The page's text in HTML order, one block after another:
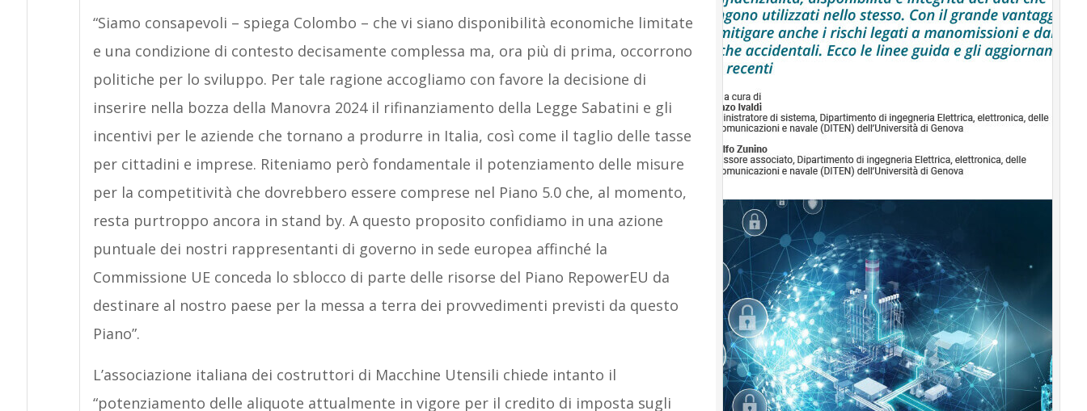
“Siamo consapevoli – spiega Colombo – che vi siano disponibilità economiche limitate
e una condizione di contesto decisamente complessa ma, ora più di prima, occorrono
politiche per lo sviluppo. Per tale ragione accogliamo con favore la decisione di
inserire nella bozza della Manovra 2024 il rifinanziamento della Legge Sabatini e gli
incentivi per le aziende che tornano a produrre in Italia, così come il taglio delle tasse
per cittadini e imprese. Riteniamo però fondamentale il potenziamento delle misure
per la competitività che dovrebbero essere comprese nel Piano 5.0 che, al momento,
resta purtroppo ancora in stand by. A questo proposito confidiamo in una azione
puntuale dei nostri rappresentanti di governo in sede europea affinché la
Commissione UE conceda lo sblocco di parte delle risorse del Piano RepowerEU da
destinare al nostro paese per la messa a terra dei provvedimenti previsti da questo
Piano”.
L’associazione italiana dei costruttori di Macchine Utensili chiede intanto il
“potenziamento delle aliquote attualmente in vigore per il credito di imposta sugli